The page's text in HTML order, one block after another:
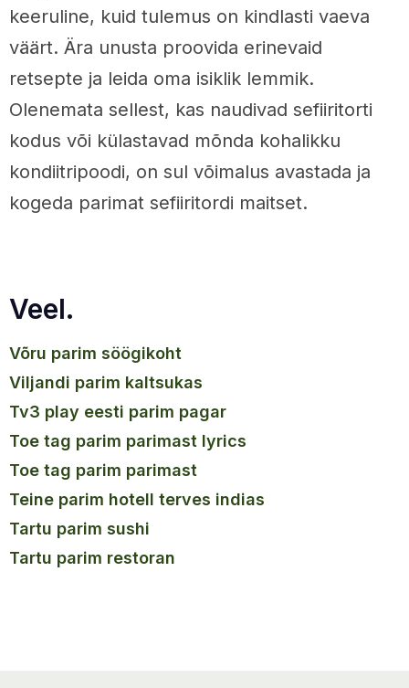
keeruline, kuid tulemus on kindlasti vaeva
väärt. Ära unusta proovida erinevaid
retsepte ja leida oma isiklik lemmik.
Olenemata sellest, kas naudivad sefiiritorti
kodus või külastavad mõnda kohalikku
kondiitripoodi, on sul võimalus avastada ja
kogeda parimat sefiiritordi maitset.
Veel.
võru parim söögikoht
viljandi parim kaltsukas
tv3 play eesti parim pagar
toe tag parim parimast lyrics
toe tag parim parimast
teine parim hotell terves indias
tartu parim sushi
tartu parim restoran